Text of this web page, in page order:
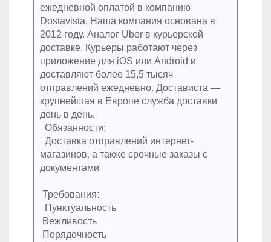
ежедневной оплатой в компанию
Dostavista. Наша компания основана в
2012 году. Аналог Uber в курьерской
доставке. Курьеры работают через
приложение для iOS или Android и
доставляют более 15,5 тысяч
отправлений ежедневно. Достависта —
крупнейшая в Европе служба доставки
день в день.
Обязанности:
Доставка отправлений интернет-
магазинов‚ а также срочные заказы с
документами
Требования:
Пунктуальность
Вежливость
Порядочность